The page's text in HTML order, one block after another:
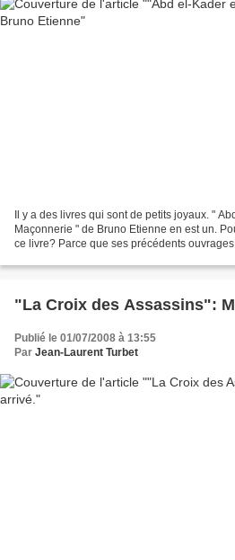
Il y a des livres qui sont de petits joyaux. "
Maçonnerie " de Bruno Etienne en est un.
ce livre? Parce que ses précédents
"La Croix des Assassins":
Publié le 01/07/2008 à 13:55
Par Jean-Laurent Turbet